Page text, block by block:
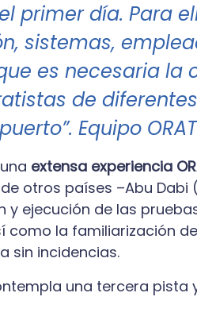
primer día. Para
sistemas,
es necesaria
de
Equipo
extensa experiencia
otros países –Abu Dabi
y ejecución de las
como la familiarización
sin incidencias.
una tercera